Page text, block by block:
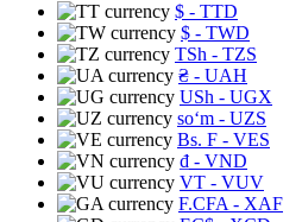
$ - TTD
$ - TWD
TSh - TZS
₴ - UAH
USh - UGX
soʻm - UZS
Bs. F - VES
₫ - VND
VT - VUV
F.CFA - XAF